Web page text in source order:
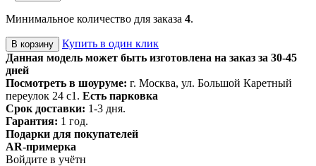
Минимальное количество для заказа 4.
В корзину
Купить в один клик
Данная модель может быть изготовлена на заказ за 30-45
дней
Посмотреть в шоуруме: г. Москва, ул. Большой Каретный
переулок 24 с1. Есть парковка
Срок доставки: 1-3 дня.
Гарантия: 1 год.
Подарки для покупателей
AR-примерка
Войдите в учётн